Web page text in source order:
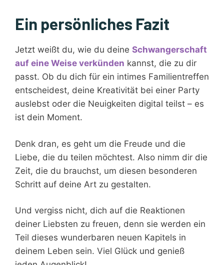
Ein persönliches Fazit
Jetzt weißt du, wie du deine Schwangerschaft
auf eine Weise verkünden kannst, die zu dir
passt. Ob du dich für ein intimes Familientreffen
entscheidest, deine Kreativität bei einer Party
auslebst oder die Neuigkeiten digital teilst – es
ist dein Moment.
Denk dran, es geht um die Freude und die
Liebe, die du teilen möchtest. Also nimm dir die
Zeit, die du brauchst, um diesen besonderen
Schritt auf deine Art zu gestalten.
Und vergiss nicht, dich auf die Reaktionen
deiner Liebsten zu freuen, denn sie werden ein
Teil dieses wunderbaren neuen Kapitels in
deinem Leben sein. Viel Glück und genieß